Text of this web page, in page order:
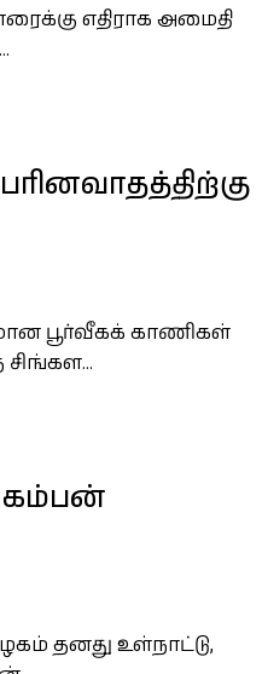
எதிராக அமைதி
பூர்வீகக் காணிகள்
தனது உள்நாட்டு,